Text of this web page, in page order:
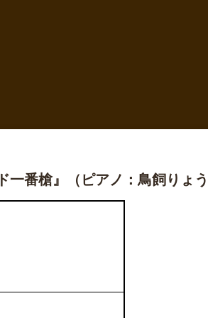
一番槍』（ピアノ：鳥飼りょ